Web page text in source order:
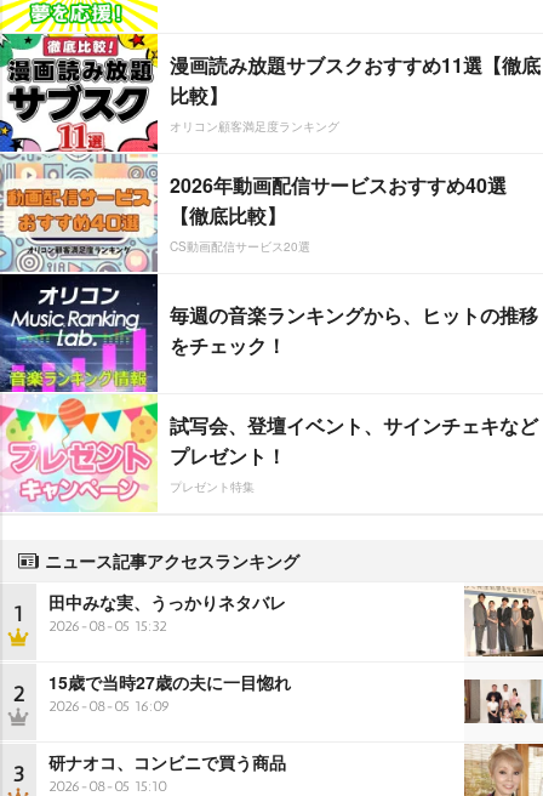
漫画読み放題サブスクおすすめ11選【徹底
比較】
オリコン顧客満足度ランキング
2026年動画配信サービスおすすめ40選
【徹底比較】
CS動画配信サービス20選
毎週の音楽ランキングから、ヒットの推移
をチェック！
試写会、登壇イベント、サインチェキなど
プレゼント！
プレゼント特集
ニュース記事アクセスランキング
1 田中みな実、うっかりネタバレ
2026-08-05 15:32
2 15歳で当時27歳の夫に一目惚れ
2026-08-05 16:09
3 研ナオコ、コンビニで買う商品
2026-08-05 15:10